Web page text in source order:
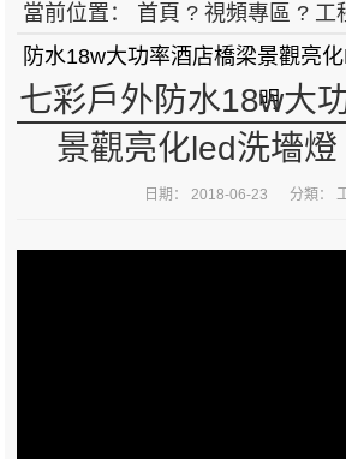
當前位置： 首頁 ? 視頻專區 ? 工
防水18w大功率酒店橋梁景觀亮
明
七彩戶外防水18w大
景觀亮化led洗墻燈
日期： 2018-06-23 分類：